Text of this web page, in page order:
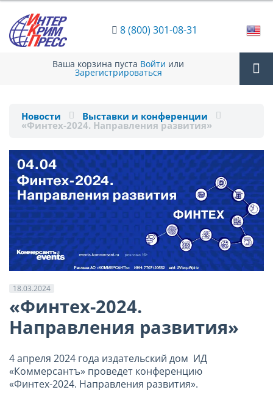
8 (800) 301-08-31
Ваша корзина пуста Войти или
Зарегистрироваться
Новости Выставки и конференции
«Финтех-2024. Направления развития»
18.03.2024
«Финтех-2024.
Направления развития»
4 апреля 2024 года издательский дом ИД
«Коммерсантъ» проведет конференцию
«Финтех-2024. Направления развития».